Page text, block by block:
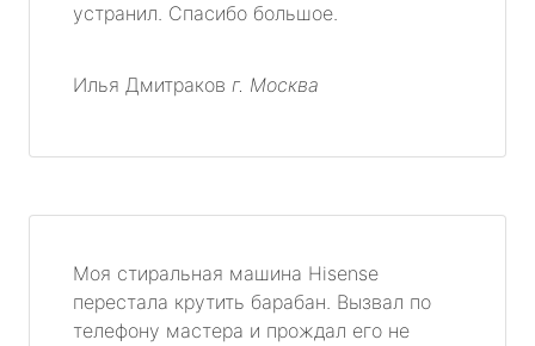
устранил. Спасибо большое.
Илья Дмитраков г. Москва
Моя стиральная машина Hisense
перестала крутить барабан. Вызвал по
телефону мастера и прождал его не